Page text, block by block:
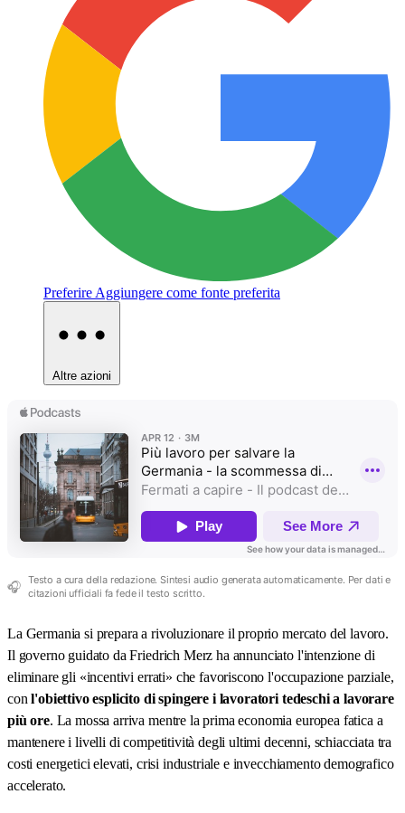
Preferire Aggiungere come fonte preferita
Altre azioni
🎧 Testo a cura della redazione. Sintesi audio generata automaticamente. Per dati e
citazioni ufficiali fa fede il testo scritto.
La Germania si prepara a rivoluzionare il proprio mercato del lavoro.
Il governo guidato da Friedrich Merz ha annunciato l'intenzione di
eliminare gli «incentivi errati» che favoriscono l'occupazione parziale,
conl'obiettivo esplicito di spingere i lavoratori tedeschi a lavorare
più ore. La mossa arriva mentre la prima economia europea fatica a
mantenere i livelli di competitività degli ultimi decenni, schiacciata tra
costi energetici elevati, crisi industriale e invecchiamento demografico
accelerato.